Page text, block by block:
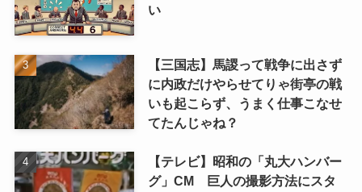
い
【三国志】馬謖って戦争に出さず
に内政だけやらせてりゃ街亭の戦
いも起こらず、うまく仕事こなせ
てたんじゃね？
【テレビ】昭和の「丸大ハンバー
グ」CM 巨人の撮影方法にスタ